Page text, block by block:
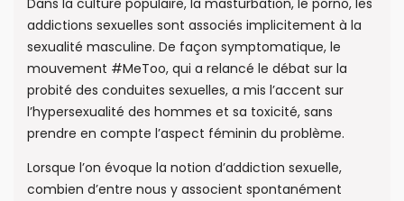
addictions sexuelles sont associés implicitement à la
sexualité masculine. De façon symptomatique, le
mouvement #MeToo, qui a relancé le débat sur la
probité des conduites sexuelles, a mis l’accent sur
l’hypersexualité des hommes et sa toxicité, sans
prendre en compte l’aspect féminin du problème.
Lorsque l’on évoque la notion d’addiction sexuelle,
combien d’entre nous y associent spontanément